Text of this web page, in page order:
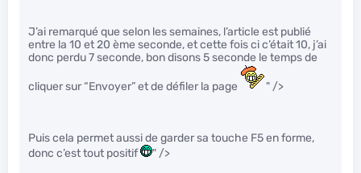
J’ai remarqué que selon les semaines, l’article est publié
entre la 10 et 20 ème seconde, et cette fois ci c’était 10, j’ai
donc perdu 7 seconde, bon disons 5 seconde le temps de
cliquer sur “Envoyer” et de défiler la page " />
Puis cela permet aussi de garder sa touche F5 en forme,
donc c’est tout positif
" />